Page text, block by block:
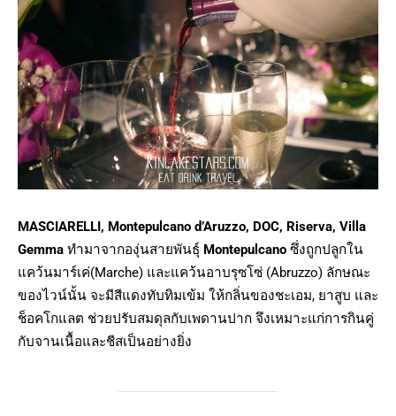
MASCIARELLI, Montepulcano d’Aruzzo, DOC, Riserva, Villa
Gemma ทำมาจากองุ่นสายพันธุ์ Montepulcano ซึ่งถูกปลูกใน
แคว้นมาร์เค่(Marche) และแคว้นอาบรุซโซ่ (Abruzzo) ลักษณะ
ของไวน์นั้น จะมีสีแดงทับทิมเข้ม ให้กลิ่นของชะเอม, ยาสูบ และ
ช็อคโกแลต ช่วยปรับสมดุลกับเพดานปาก จึงเหมาะแก่การกินคู่
กับจานเนื้อและชีสเป็นอย่างยิ่ง